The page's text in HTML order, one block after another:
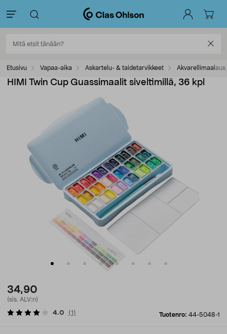
Etusivu Vapaa-aika Askartelu- & taidetarvikkeet Akvarellimaalaus
HIMI Twin Cup Guassimaalit siveltimillä, 36 kpl
34,90
(sis. ALV:n)
Tuotenro: 44-5048-1
4.0 (1 )